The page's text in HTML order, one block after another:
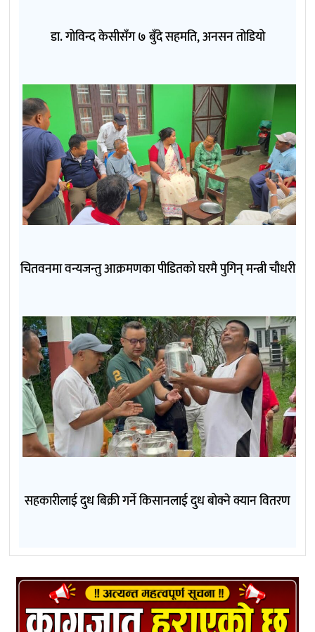
डा. गोविन्द केसीसँग ७ बुँदे सहमति, अनसन तोडियो
चितवनमा वन्यजन्तु आक्रमणका पीडितको घरमै पुगिन् मन्त्री चौधरी
सहकारीलाई दुध बिक्री गर्ने किसानलाई दुध बोक्ने क्यान वितरण